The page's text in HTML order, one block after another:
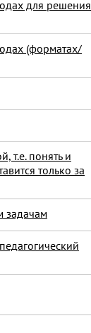
для решения
(форматах/
т.е. понять и
только за
задачам